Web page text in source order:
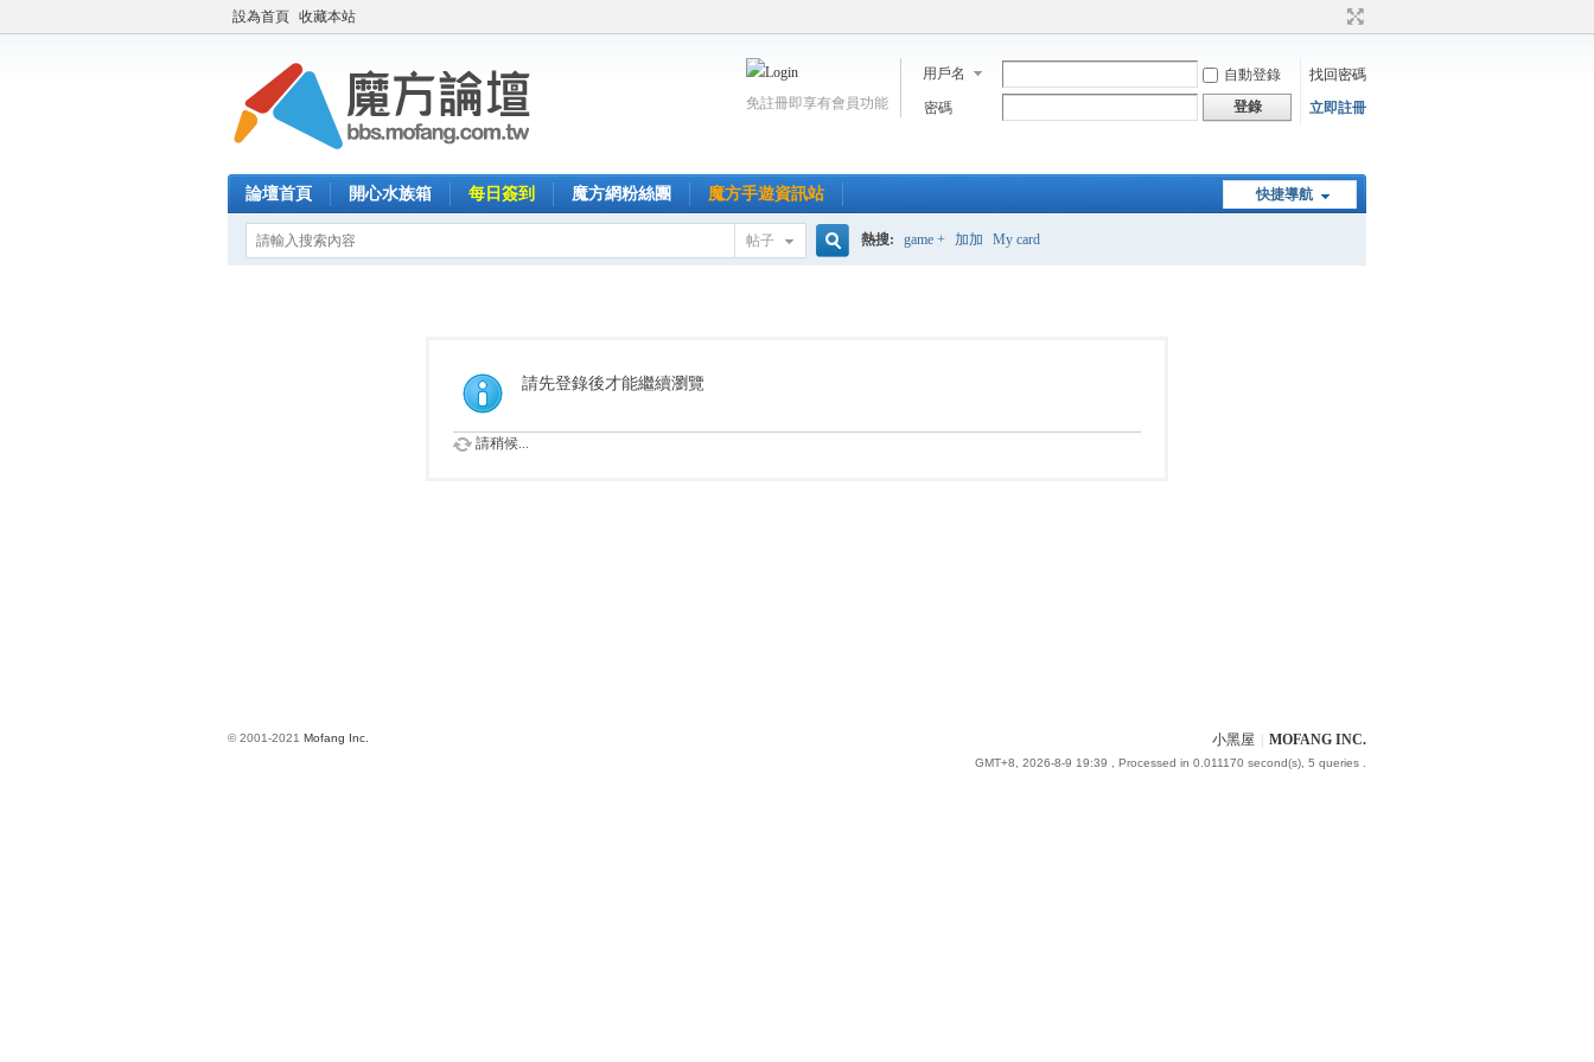
設為首頁 收藏本站
用戶名 自動登錄
找回密碼
密碼
登錄 立即註冊
免註冊即享有會員功能
快捷導航
論壇首頁 開心水族箱 每日簽到 魔方網粉絲團 魔方手遊資訊站
帖子 熱搜: game + 加加 My card
請先登錄後才能繼續瀏覽
請稍候...
小黑屋 MOFANG INC.
GMT+8, 2026-8-9 19:39 , Processed in 0.011170 second(s), 5 queries .
© 2001-2021 Mofang Inc.